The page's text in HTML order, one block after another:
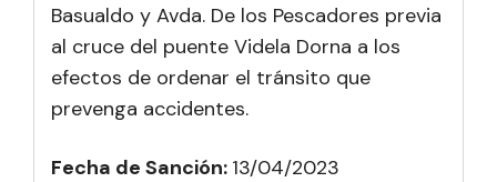
Basualdo y Avda. De los Pescadores previa
al cruce del puente Videla Dorna a los
efectos de ordenar el tránsito que
prevenga accidentes.
Fecha de Sanción: 13/04/2023